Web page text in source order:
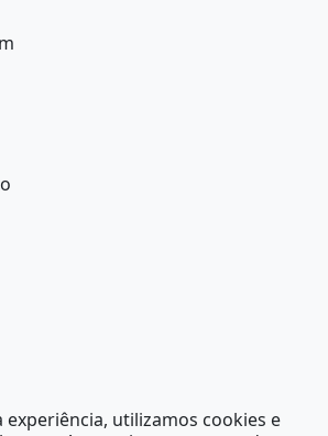
experiência, utilizamos cookies e